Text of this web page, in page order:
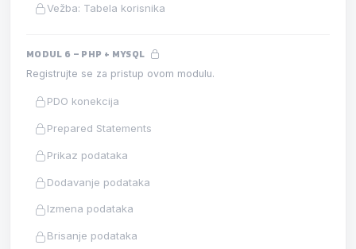
Vežba: Tabela korisnika
MODUL 6 – PHP + MYSQL
Registrujte se za pristup ovom modulu.
PDO konekcija
Prepared Statements
Prikaz podataka
Dodavanje podataka
Izmena podataka
Brisanje podataka